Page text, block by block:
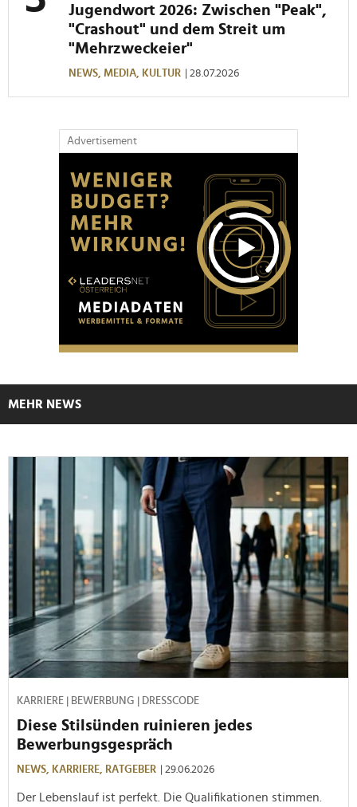
Jugendwort 2026: Zwischen "Peak",
"Crashout" und dem Streit um
"Mehrzweckeier"
NEWS, MEDIA, KULTUR | 28.07.2026
Advertisement
MEHR NEWS
KARRIERE | BEWERBUNG | DRESSCODE
Diese Stilsünden ruinieren jedes
Bewerbungsgespräch
NEWS, KARRIERE, RATGEBER | 29.06.2026
Der Lebenslauf ist perfekt. Die Qualifikationen stimmen.